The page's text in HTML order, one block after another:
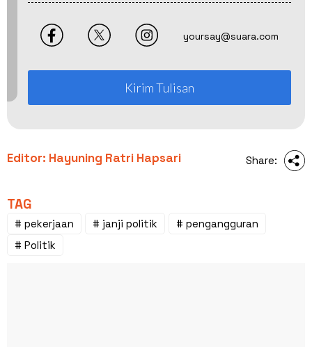
yoursay@suara.com
Kirim Tulisan
Editor: Hayuning Ratri Hapsari Share:
TAG
# pekerjaan # janji politik
# pengangguran
# Politik